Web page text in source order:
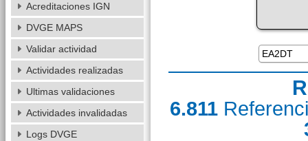
6.811
Acreditaciones IGN
DVGE MAPS
Validar actividad
Actividades realizadas
Ultimas validaciones
Actividades invalidadas
Logs DVGE